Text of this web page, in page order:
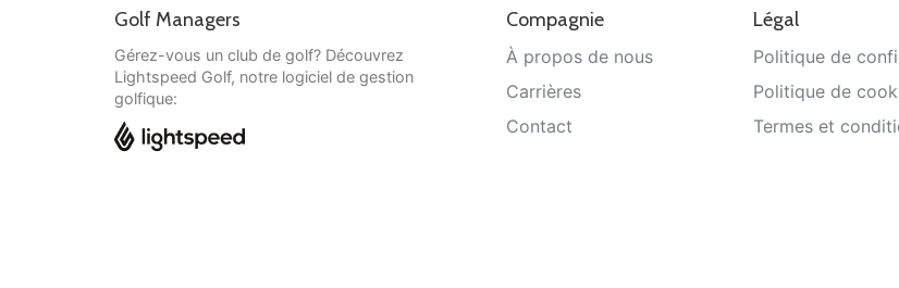
Golf Managers
Gérez-vous un club de golf? Découvrez
Lightspeed Golf, notre logiciel de gestion
golfique:
Compagnie
À propos de nous
Carrières
Contact
Légal
Politique de
Politique de
Termes et